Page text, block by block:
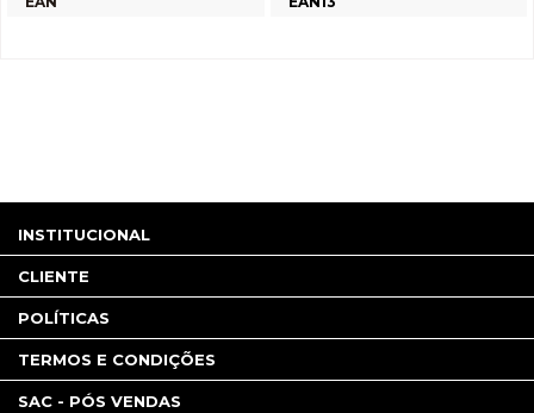
INSTITUCIONAL
CLIENTE
POLÍTICAS
TERMOS E CONDIÇÕES
SAC - PÓS VENDAS